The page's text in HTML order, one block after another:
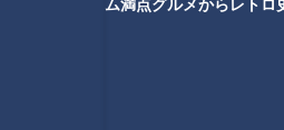
ム満点グルメからレトロ